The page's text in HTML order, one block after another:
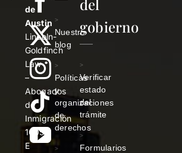
de
Austin
Lincoln-
Goldfinch
Law
–
Abogados
de
Inmigración
1005
E
>
Nuestro
blog
>
Políticas
y
organizaciones
de
derechos
>
del
gobierno
>
Verificar
estado
del
trámite
>
Formularios